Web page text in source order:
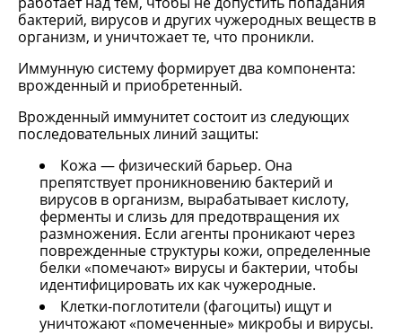
бактерий, вирусов и других чужеродных веществ в
организм, и уничтожает те, что проникли.
Иммунную систему формирует два компонента:
врожденный и приобретенный.
Врожденный иммунитет состоит из следующих
последовательных линий защиты:
Кожа — физический барьер. Она
препятствует проникновению бактерий и
вирусов в организм, вырабатывает кислоту,
ферменты и слизь для предотвращения их
размножения. Если агенты проникают через
поврежденные структуры кожи, определенные
белки «помечают» вирусы и бактерии, чтобы
идентифицировать их как чужеродные.
Клетки-поглотители (фагоциты) ищут и
уничтожают «помеченные» микробы и вирусы.